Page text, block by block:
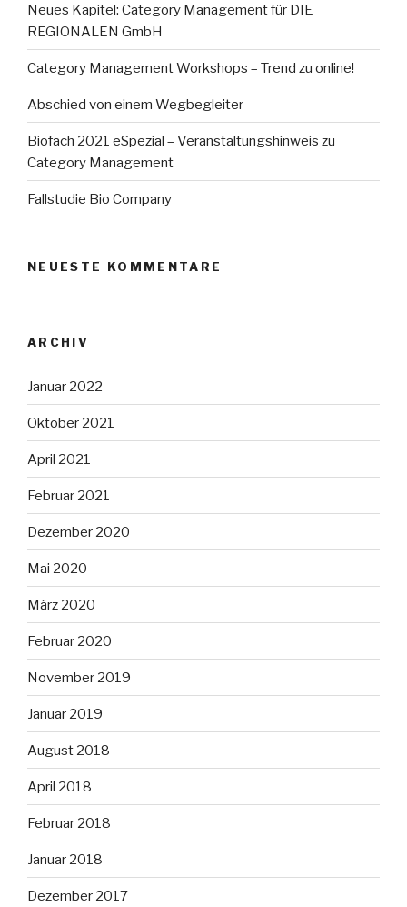
Neues Kapitel: Category Management für DIE
REGIONALEN GmbH
Category Management Workshops – Trend zu online!
Abschied von einem Wegbegleiter
Biofach 2021 eSpezial – Veranstaltungshinweis zu
Category Management
Fallstudie Bio Company
NEUESTE KOMMENTARE
ARCHIV
Januar 2022
Oktober 2021
April 2021
Februar 2021
Dezember 2020
Mai 2020
März 2020
Februar 2020
November 2019
Januar 2019
August 2018
April 2018
Februar 2018
Januar 2018
Dezember 2017